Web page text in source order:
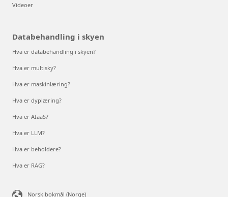
Videoer
Databehandling i skyen
Hva er databehandling i skyen?
Hva er multisky?
Hva er maskinlæring?
Hva er dyplæring?
Hva er AIaaS?
Hva er LLM?
Hva er beholdere?
Hva er RAG?
Norsk bokmål (Norge)